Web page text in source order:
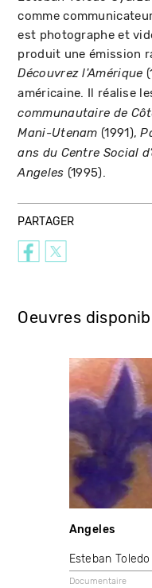
comme
est photographe et
produit une émission
Découvrez l'Amérique
américaine. Il réalise
communautaire de
Mani-Utenam (1991),
ans du Centre Social
Angeles (1995).
PARTAGER
Oeuvres
Angeles
Esteban
Documentaire